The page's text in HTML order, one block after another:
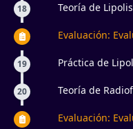
18 Teoría de
Evaluación:
19 Práctica de
20 Teoría de
Evaluación: